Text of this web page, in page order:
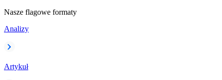
Nasze flagowe formaty
Analizy
Artykuł